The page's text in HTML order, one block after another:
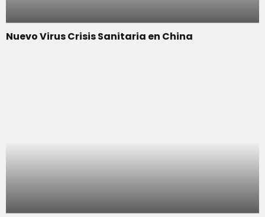
Nuevo Virus Crisis Sanitaria en China